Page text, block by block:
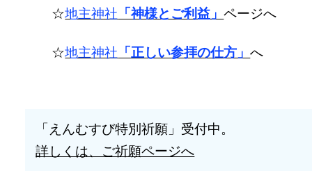
☆地主神社 「神様とご利益」ページへ
☆地主神社 「正しい参拝の仕方」へ
「えんむすび特別祈願」受付中。
詳しくは、ご祈願ページへ